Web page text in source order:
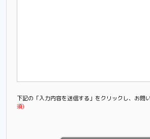
下記の「入力内容を送信する」をクリックし、お問
須)